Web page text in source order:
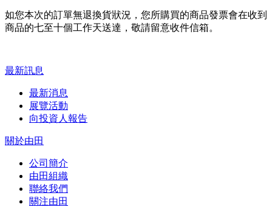
如您本次的訂單無退換貨狀況，您所購買的商品發票會在收到
商品的七至十個工作天送達，敬請留意收件信箱。
最新訊息
最新消息
展覽活動
向投資人報告
關於由田
公司簡介
由田組織
聯絡我們
關注由田